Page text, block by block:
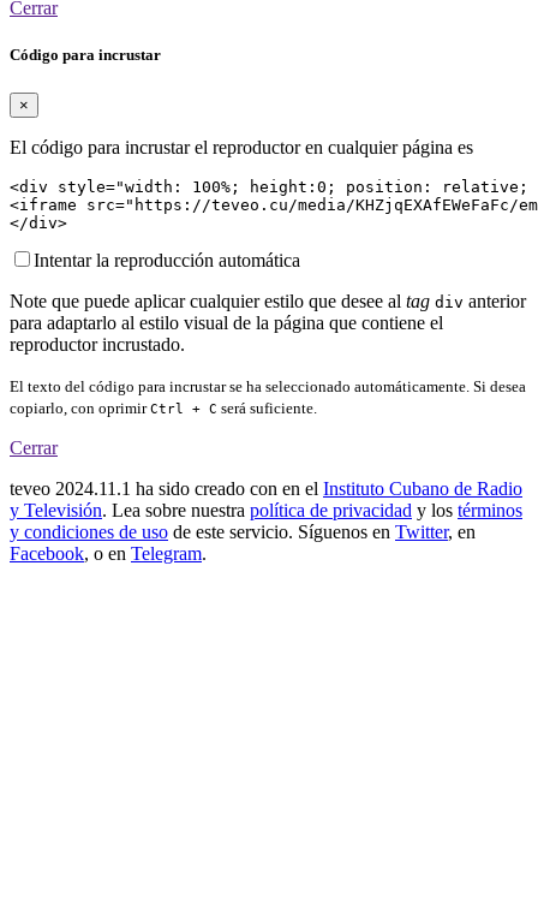
Cerrar
Código para incrustar
×
El código para incrustar el reproductor en cualquier página es
<div style="width: 100%; height:0; position: relative;
<iframe src="https://teveo.cu/media/
</div>
Intentar la reproducción automática
Note que puede aplicar cualquier estilo que desee al tag div anterior
para adaptarlo al estilo visual de la página que contiene el
reproductor incrustado.
El texto del código para incrustar se ha seleccionado automáticamente. Si desea
copiarlo, con oprimirCtrl + C será suficiente.
Cerrar
teveo 2024.11.1 ha sido creado con en el Instituto Cubano de Radio
y Televisión. Lea sobre nuestra política de privacidad y los términos
y condiciones de uso de este servicio. Síguenos en Twitter, en
Facebook, o en Telegram.